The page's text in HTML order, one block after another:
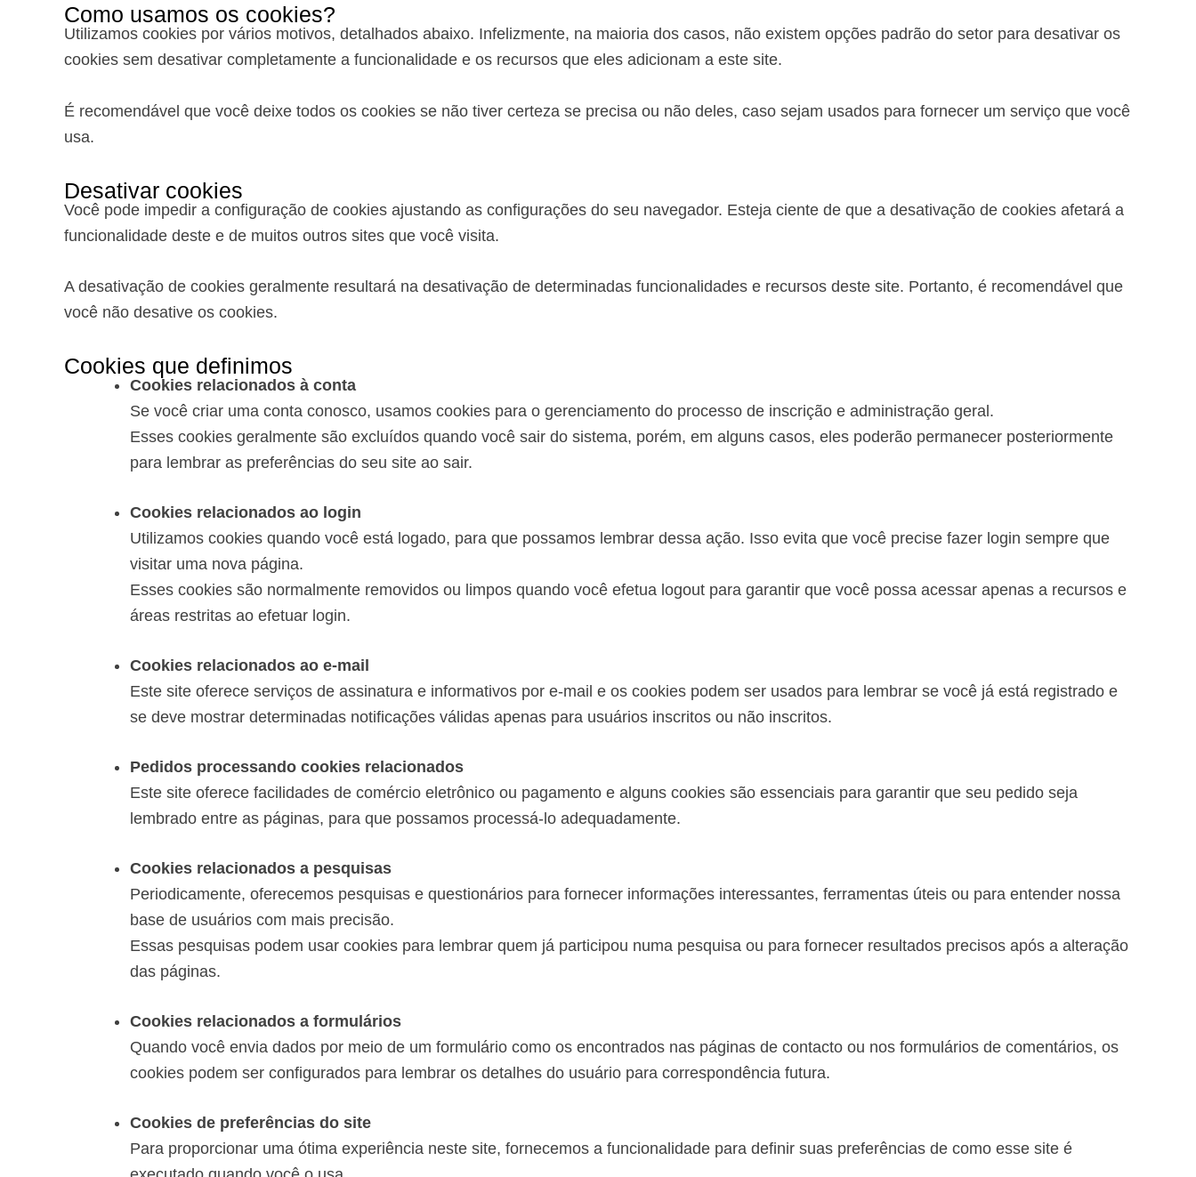
Como usamos os cookies?
Utilizamos cookies por vários motivos, detalhados abaixo. Infelizmente, na maioria dos casos, não existem opções padrão do setor para desativar os
cookies sem desativar completamente a funcionalidade e os recursos que eles adicionam a este site.
É recomendável que você deixe todos os cookies se não tiver certeza se precisa ou não deles, caso sejam usados para fornecer um serviço que você
usa.
Desativar cookies
Você pode impedir a configuração de cookies ajustando as configurações do seu navegador. Esteja ciente de que a desativação de cookies afetará a
funcionalidade deste e de muitos outros sites que você visita.
A desativação de cookies geralmente resultará na desativação de determinadas funcionalidades e recursos deste site. Portanto, é recomendável que
você não desative os cookies.
Cookies que definimos
Cookies relacionados à conta
Se você criar uma conta conosco, usamos cookies para o gerenciamento do processo de inscrição e administração geral.
Esses cookies geralmente são excluídos quando você sair do sistema, porém, em alguns casos, eles poderão permanecer posteriormente
para lembrar as preferências do seu site ao sair.
Cookies relacionados ao login
Utilizamos cookies quando você está logado, para que possamos lembrar dessa ação. Isso evita que você precise fazer login sempre que
visitar uma nova página.
Esses cookies são normalmente removidos ou limpos quando você efetua logout para garantir que você possa acessar apenas a recursos e
áreas restritas ao efetuar login.
Cookies relacionados ao e-mail
Este site oferece serviços de assinatura e informativos por e-mail e os cookies podem ser usados para lembrar se você já está registrado e
se deve mostrar determinadas notificações válidas apenas para usuários inscritos ou não inscritos.
Pedidos processando cookies relacionados
Este site oferece facilidades de comércio eletrônico ou pagamento e alguns cookies são essenciais para garantir que seu pedido seja
lembrado entre as páginas, para que possamos processá-lo adequadamente.
Cookies relacionados a pesquisas
Periodicamente, oferecemos pesquisas e questionários para fornecer informações interessantes, ferramentas úteis ou para entender nossa
base de usuários com mais precisão.
Essas pesquisas podem usar cookies para lembrar quem já participou numa pesquisa ou para fornecer resultados precisos após a alteração
das páginas.
Cookies relacionados a formulários
Quando você envia dados por meio de um formulário como os encontrados nas páginas de contacto ou nos formulários de comentários, os
cookies podem ser configurados para lembrar os detalhes do usuário para correspondência futura.
Cookies de preferências do site
Para proporcionar uma ótima experiência neste site, fornecemos a funcionalidade para definir suas preferências de como esse site é